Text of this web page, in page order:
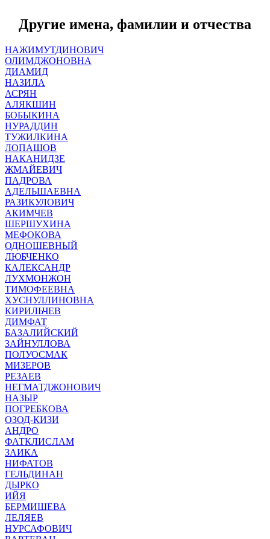
Другие имена, фамилии и отчества
НАЖИМУТДИНОВИЧ
ОЛИМДЖОНОВНА
ДИАМИД
НАЗИЛА
АСРЯН
АЛЯКШИН
БОБЫКИНА
НУРАДДИН
ТУЖИЛКИНА
ЛОПАШОВ
НАКАНИДЗЕ
ЖМАЙЕВИЧ
ПАДРОВА
АДЕЛЬШАЕВНА
РАЗИКУЛОВИЧ
АКИМЧЕВ
ШЕРШУХИНА
МЕФОКОВА
ОДНОШЕВНЫЙ
ЛЮБЧЕНКО
КАЛЕКСАНДР
ЛУХМОНЖОН
ТИМОФЕЕВНА
ХУСНУЛЛИНОВНА
КИРИЛЬЧЕВ
ДИМФАТ
БАЗАЛИЙСКИЙ
ЗАЙНУЛЛОВА
ПОЛУОСМАК
МИЗЕРОВ
РЕЗАЕВ
НЕГМАТДЖОНОВИЧ
НАЗЫР
ПОГРЕБКОВА
ОЗОД-КИЗИ
АНДРО
ФАТКЛИСЛАМ
ЗАИКА
НИФАТОВ
ГЕЛЬДИНАН
ДЫРКО
ИЙЯ
БЕРМИШЕВА
ЛЕЛЯЕВ
НУРСАФОВИЧ